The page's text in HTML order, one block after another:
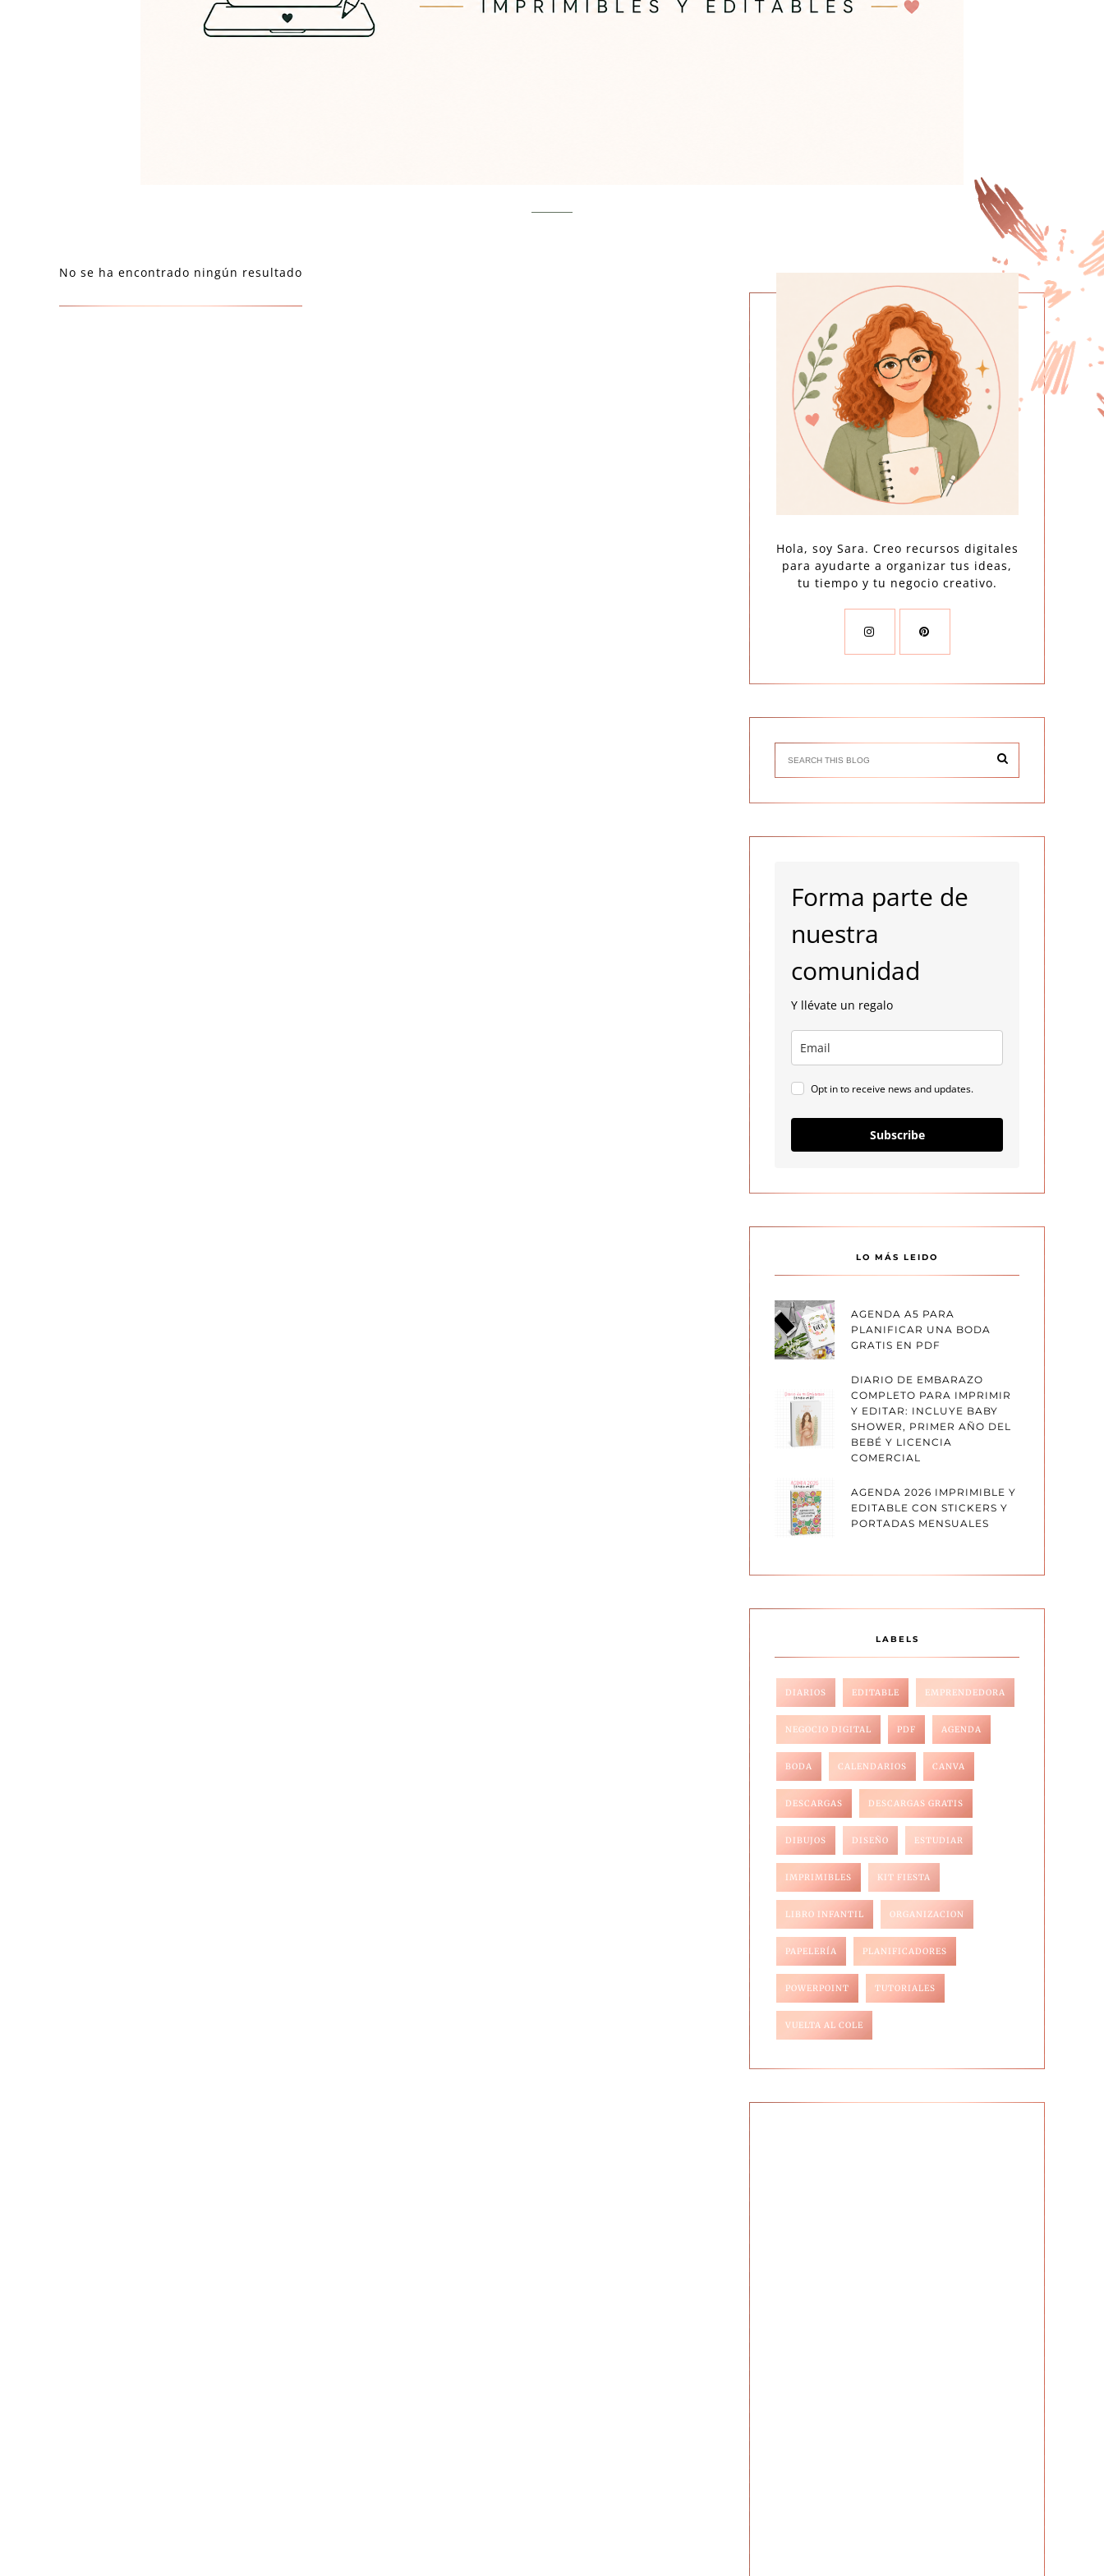
No se ha encontrado ningún resultado
Hola, soy Sara. Creo recursos digitales
para ayudarte a organizar tus ideas,
tu tiempo y tu negocio creativo.
Forma parte de
nuestra
comunidad
Y llévate un regalo
Opt in to receive news and updates.
Subscribe
LO MÁS LEIDO
AGENDA A5 PARA
PLANIFICAR UNA BODA
GRATIS EN PDF
DIARIO DE EMBARAZO
COMPLETO PARA IMPRIMIR
Y EDITAR: INCLUYE BABY
SHOWER, PRIMER AÑO DEL
BEBÉ Y LICENCIA
COMERCIAL
AGENDA 2026 IMPRIMIBLE Y
EDITABLE CON STICKERS Y
PORTADAS MENSUALES
LABELS
DIARIOS EDITABLE EMPRENDEDORA
NEGOCIO DIGITAL PDF AGENDA
BODA CALENDARIOS CANVA
DESCARGAS DESCARGAS GRATIS
DIBUJOS DISEÑO ESTUDIAR
IMPRIMIBLES KIT FIESTA
LIBRO INFANTIL ORGANIZACION
PAPELERÍA PLANIFICADORES
POWERPOINT TUTORIALES
VUELTA AL COLE